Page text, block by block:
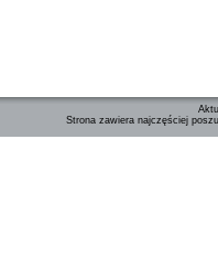
Strona zawiera najczęściej